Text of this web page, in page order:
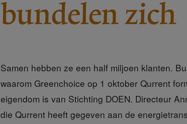
bundelen zich
Samen hebben ze een half miljoen klanten.
waarom Greenchoice op 1 oktober Qurrent
eigendom is van Stichting DOEN. Directeur
die Qurrent heeft gegeven aan de